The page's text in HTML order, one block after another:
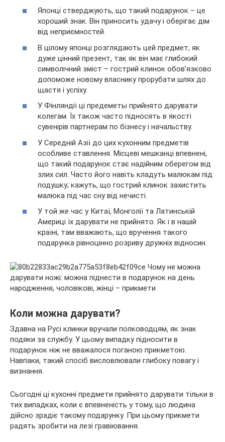
Японці стверджують, що такий подарунок – це
хороший знак. Він приносить удачу і оберігає дім
від неприємностей.
В цілому японці розглядають цей предмет, як
дуже цінний презент, так як він має глибокий
символічний зміст – гострий клинок обов’язково
допоможе новому власнику прорубати шлях до
щастя і успіху.
У Фінляндії ці предеметы прийнято дарувати
колегам. Їх також часто підносять в якості
сувенірів партнерам по бізнесу і начальству.
У Середній Азії до цих кухонним предметів
особливе ставлення. Місцеві мешканці впевнені,
що такий подарунок стає надійним оберегом від
злих сил. Часто його навіть кладуть малюкам під
подушку; кажуть, що гострий клинок захистить
малюка під час сну від нечисті.
У той же час у Китаї, Монголії та Латинській
Америці їх дарувати не прийнято. Як і в нашій
країні, там вважають, що вручення такого
подарунка рівноцінно розриву дружніх відносин.
Коли можна дарувати?
Здавна на Русі клинки вручали полководцям, як знак
подяки за службу. У цьому випадку підносити в
подарунок ніж не вважалося поганою прикметою.
Навпаки, такий спосіб висловлювали глибоку повагу і
визнання.
Сьогодні ці кухонні предмети прийнято дарувати тільки в
тих випадках, коли є впевненість у тому, що людина
дійсно зрадіє такому подарунку. При цьому прикмети
радять зробити на лезі гравіювання.